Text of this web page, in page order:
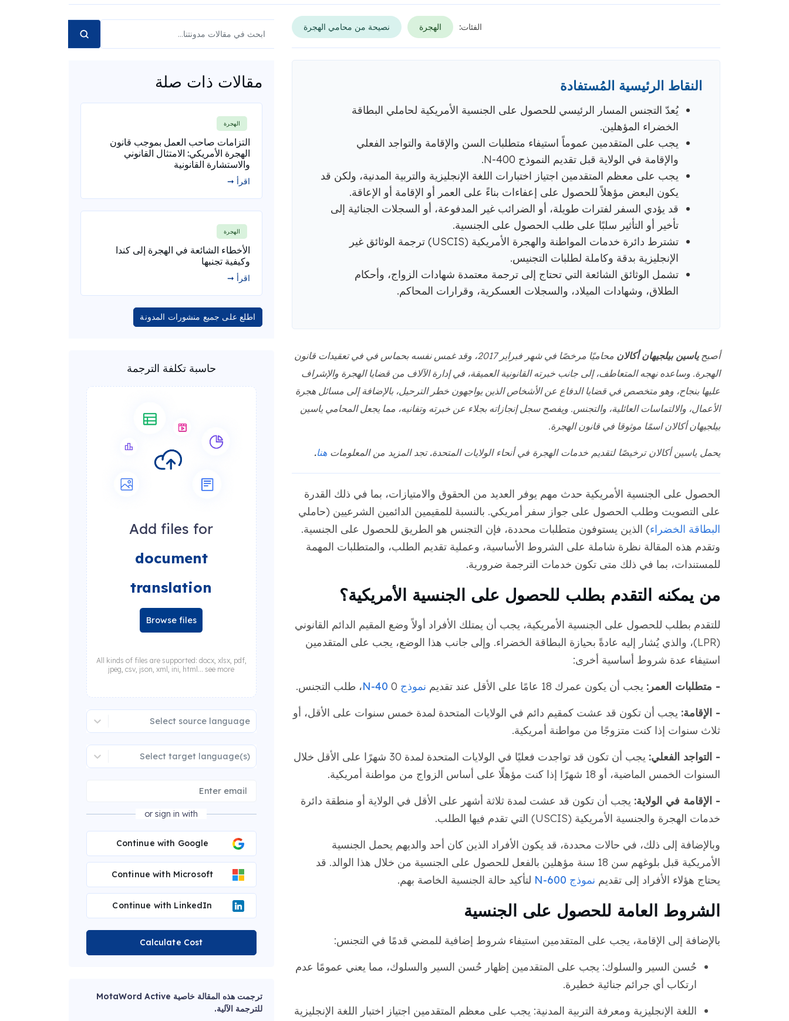
الفئات: الهجرة نصيحة من محامي الهجرة
النقاط الرئيسية المُستفادة
يُعدّ التجنس المسار الرئيسي للحصول على الجنسية الأمريكية لحاملي البطاقة
الخضراء المؤهلين.
يجب على المتقدمين عموماً استيفاء متطلبات السن والإقامة والتواجد الفعلي
والإقامة في الولاية قبل تقديم النموذج N-400.
يجب على معظم المتقدمين اجتياز اختبارات اللغة الإنجليزية والتربية المدنية، ولكن قد
يكون البعض مؤهلاً للحصول على إعفاءات بناءً على العمر أو الإقامة أو الإعاقة.
قد يؤدي السفر لفترات طويلة، أو الضرائب غير المدفوعة، أو السجلات الجنائية إلى
تأخير أو التأثير سلبًا على طلب الحصول على الجنسية.
تشترط دائرة خدمات المواطنة والهجرة الأمريكية (USCIS) ترجمة الوثائق غير
الإنجليزية بدقة وكاملة لطلبات التجنيس.
تشمل الوثائق الشائعة التي تحتاج إلى ترجمة معتمدة شهادات الزواج، وأحكام
الطلاق، وشهادات الميلاد، والسجلات العسكرية، وقرارات المحاكم.
أصبحياسين بيلجيهان أكالان
محاميًا مرخصًا في شهر فبراير 2017، وقد غمس نفسه بحماس في في تعقيدات قانون
الهجرة. وساعده نهجه المتعاطف، إلى جانب خبرته القانونية العميقة، في إدارة الآلاف من قضايا الهجرة والإشراف
عليها بنجاح، وهو متخصص في قضايا الدفاع عن الأشخاص الذين يواجهون خطر الترحيل، بالإضافة إلى مسائل هجرة
الأعمال، والالتماسات العائلية، والتجنس. ويفصح سجل إنجازاته بجلاء عن خبرته وتفانيه، مما يجعل المحامي ياسين
بيلجيهان أكالان اسمًا موثوقا في قانون الهجرة.
يحمل ياسين أكالان ترخيصًا لتقديم خدمات الهجرة في أنحاء الولايات المتحدة. تجد المزيد من المعلوماتهنا.
الحصول على الجنسية الأمريكية حدث مهم يوفر العديد من الحقوق والامتيازات، بما في ذلك القدرة
على التصويت وطلب الحصول على جواز سفر أمريكي. بالنسبة للمقيمين الدائمين الشرعيين (حاملي
البطاقة الخضراء) الذين يستوفون متطلبات محددة، فإن التجنس هو الطريق للحصول على الجنسية.
وتقدم هذه المقالة نظرة شاملة على الشروط الأساسية، وعملية تقديم الطلب، والمتطلبات المهمة
للمستندات، بما في ذلك متى تكون خدمات الترجمة ضرورية.
من يمكنه التقدم بطلب للحصول على الجنسية الأمريكية؟
للتقدم بطلب للحصول على الجنسية الأمريكية، يجب أن يمتلك الأفراد أولاً وضع المقيم الدائم القانوني
(LPR)، والذي يُشار إليه عادةً بحيازة البطاقة الخضراء. وإلى جانب هذا الوضع، يجب على المتقدمين
استيفاء عدة شروط أساسية أخرى:
- متطلبات العمر: يجب أن يكون عمرك 18 عامًا على الأقل عند تقديم نموذج N-40 0، طلب التجنس.
- الإقامة: يجب أن تكون قد عشت كمقيم دائم في الولايات المتحدة لمدة خمس سنوات على الأقل، أو
ثلاث سنوات إذا كنت متزوجًا من مواطنة أمريكية.
- التواجد الفعلي:
يجب أن تكون قد تواجدت فعليًا في الولايات المتحدة لمدة 30 شهرًا على الأقل خلال
السنوات الخمس الماضية، أو 18 شهرًا إذا كنت مؤهلًا على أساس الزواج من مواطنة أمريكية.
- الإقامة في الولاية: يجب أن تكون قد عشت لمدة ثلاثة أشهر على الأقل في الولاية أو منطقة دائرة
خدمات الهجرة والجنسية الأمريكية (USCIS) التي تقدم فيها الطلب.
وبالإضافة إلى ذلك، في حالات محددة، قد يكون الأفراد الذين كان أحد والديهم يحمل الجنسية
الأمريكية قبل بلوغهم سن 18 سنة مؤهلين بالفعل للحصول على الجنسية من خلال هذا الوالد. قد
يحتاج هؤلاء الأفراد إلى تقديم نموذج N-600 لتأكيد حالة الجنسية الخاصة بهم.
الشروط العامة للحصول على الجنسية
بالإضافة إلى الإقامة، يجب على المتقدمين استيفاء شروط إضافية للمضي قدمًا في التجنس:
حُسن السير والسلوك: يجب على المتقدمين إظهار حُسن السير والسلوك، مما يعني عمومًا عدم
ارتكاب أي جرائم جنائية خطيرة.
اللغة الإنجليزية ومعرفة التربية المدنية: يجب على معظم المتقدمين اجتياز اختبار اللغة الإنجليزية
مقالات ذات صلة
الهجرة
التزامات صاحب العمل بموجب قانون
الهجرة الأمريكي: الامتثال القانوني
والاستشارة القانونية
اقرأ ➞
الهجرة
الأخطاء الشائعة في الهجرة إلى كندا
وكيفية تجنبها
اقرأ ➞
اطلع على جميع منشورات المدونة
حاسبة تكلفة الترجمة
Add files for
document
translation
Browse files
All kinds of files are supported: docx, xlsx, pdf,
jpeg, csv, json, xml, ini, html... see more
Select source language
Select target language(s)
or sign in with
Continue with Google
Continue with Microsoft
Continue with LinkedIn
Calculate Cost
ترجمت هذه المقالة خاصية MotaWord Active
للترجمة الآلية.